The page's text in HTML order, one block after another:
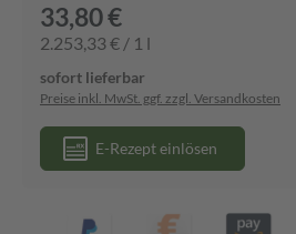
33,80 €
2.253,33 € / 1 l
sofort lieferbar
Preise inkl. MwSt. ggf. zzgl. Versandkosten
E-Rezept einlösen